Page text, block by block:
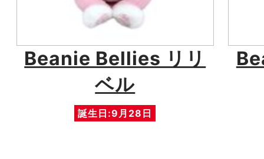
Beanie Bellies リリ
ベル
誕生日:9月28日